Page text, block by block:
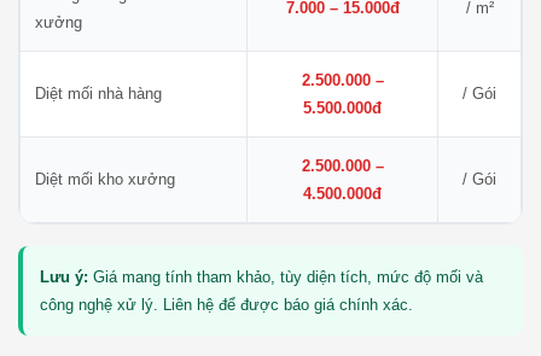
xưởng
7.000 – 15.000đ / m²
Diệt mối nhà hàng
2.500.000 –
5.500.000đ
/ Gói
Diệt mối kho xưởng
2.500.000 –
4.500.000đ
/ Gói
Lưu ý: Giá mang tính tham khảo, tùy diện tích, mức độ mối và
công nghệ xử lý. Liên hệ để được báo giá chính xác.